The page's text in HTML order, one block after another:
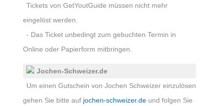
Tickets von GetYoutGuide müssen nicht mehr
eingelöst werden.
- Das Ticket unbedingt zum gebuchten Termin in
Online oder Papierform mitbringen.
Jochen-Schweizer.de
Um einen Gutschein von Jochen Schweizer einzulösen
gehen Sie bitte auf jochen-schweizer.deund folgen Sie